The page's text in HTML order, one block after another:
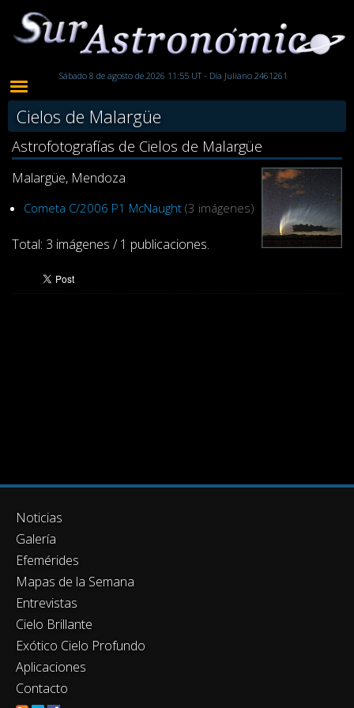
Sábado 8 de agosto de 2026 11:55 UT - Día Juliano 2461261
Cielos de Malargüe
Astrofotografías de Cielos de Malargüe
Malargüe, Mendoza
Cometa C/2006 P1 McNaught (3 imágenes)
Total: 3 imágenes / 1 publicaciones.
Noticias
Galería
Efemérides
Mapas de la Semana
Entrevistas
Cielo Brillante
Exótico Cielo Profundo
Aplicaciones
Contacto